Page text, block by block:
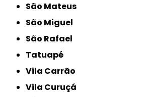
São Mateus
São Miguel
São Rafael
Tatuapé
Vila Carrão
Vila Curuçá